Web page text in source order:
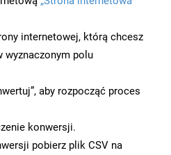
internetowej, którą chcesz
wyznaczonym polu
aby rozpocząć proces
konwersji.
pobierz plik CSV na